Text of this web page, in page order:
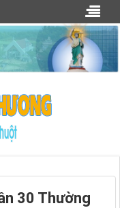
30 Thường